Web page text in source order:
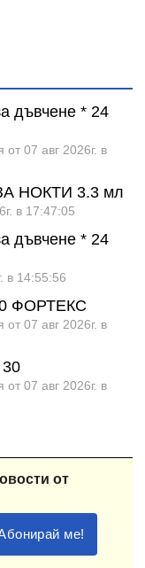
дъвчене * 24
07 авг 2026г. в
НОКТИ 3.3 мл
в 17:47:05
дъвчене * 24
в 14:55:56
ФОРТЕКС
07 авг 2026г. в
07 авг 2026г. в
от